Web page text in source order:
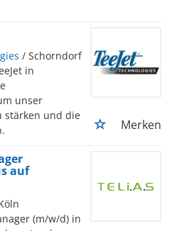
/ Schorndorf
in
unser
stärken und die
Merken
auf
(m/w/d) in